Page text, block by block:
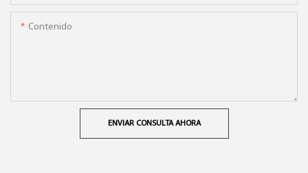
Contenido
ENVIAR CONSULTA AHORA